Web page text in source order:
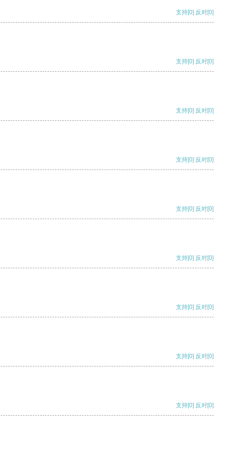
支持[0] 反对[0]
支持[0] 反对[0]
支持[0] 反对[0]
支持[0] 反对[0]
支持[0] 反对[0]
支持[0] 反对[0]
支持[0] 反对[0]
支持[0] 反对[0]
支持[0] 反对[0]